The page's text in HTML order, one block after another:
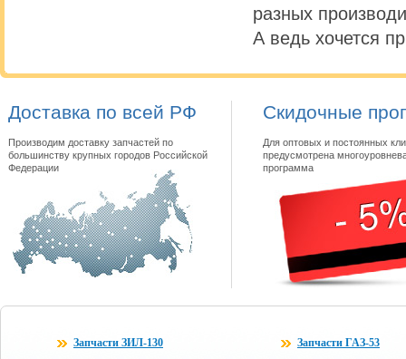
разных
А ведь хочется
Доставка по всей РФ
Производим доставку запчастей по
большинству крупных городов Российской
Федерации
Скидочные
Для оптовых и постоянных
предусмотрена
программа
Запчасти ЗИЛ-130 Запчасти ГАЗ-53